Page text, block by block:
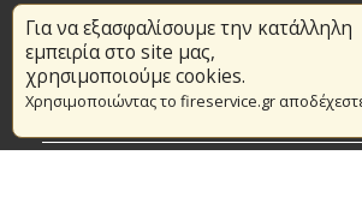
Για να εξασφαλίσουμε την κατάλληλη
εμπειρία στο site μας,
χρησιμοποιούμε cookies.
Χρησιμοποιώντας το fireservice.gr
Επικαιρότητα
Το Πυροσβεστικό Σώμα